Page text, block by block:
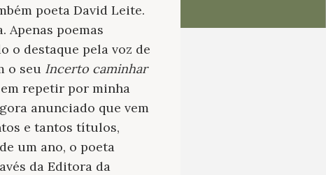
poeta David Leite.
Apenas poemas
o destaque pela voz de
o seu Incerto caminhar
repetir por minha
anunciado que vem
e tantos títulos,
um ano, o poeta
da Editora da